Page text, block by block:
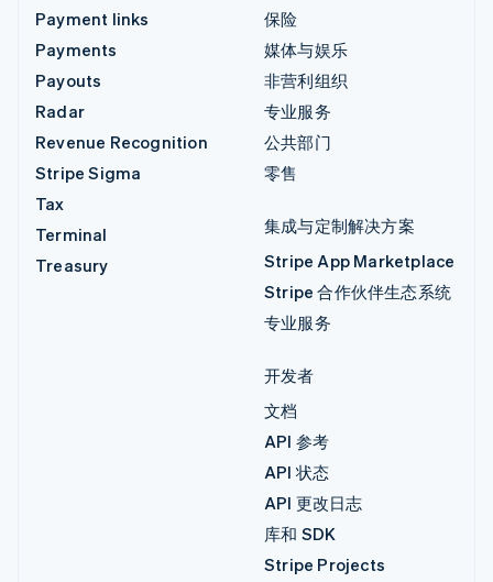
Payment links
Payments
Payouts
Radar
Revenue Recognition
Stripe Sigma
Tax
Terminal
Treasury
保险
媒体与娱乐
非营利组织
专业服务
公共部门
零售
集成与定制解决方案
Stripe App Marketplace
Stripe 合作伙伴生态系统
专业服务
开发者
文档
API 参考
API 状态
API 更改日志
库和 SDK
Stripe Projects